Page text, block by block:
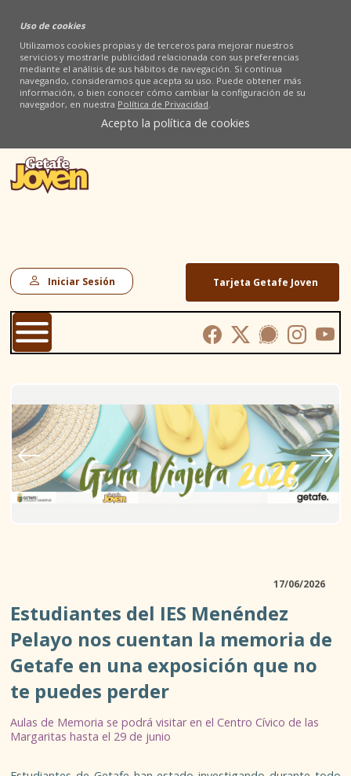
Uso de cookies
Utilizamos cookies propias y de terceros para mejorar nuestros
servicios y mostrarle publicidad relacionada con sus preferencias
mediante el análisis de sus hábitos de navegación. Si continua
navegando, consideramos que acepta su uso. Puede obtener más
información, o bien conocer cómo cambiar la configuración de su
navegador, en nuestra Política de Privacidad.
Acepto la política de cookies
Iniciar Sesión
ACTIVIDADES AL AIRE LIBRE
TALLERES Y ESPACIOS ABIERTOS
ESPACIO MÚSICA JOVEN
TALLERES
Tarjeta Getafe Joven
17/06/2026
Estudiantes del IES Menéndez
Pelayo nos cuentan la memoria de
Getafe en una exposición que no
te puedes perder
Aulas de Memoria se podrá visitar en el Centro Cívico de las
Margaritas hasta el 29 de junio